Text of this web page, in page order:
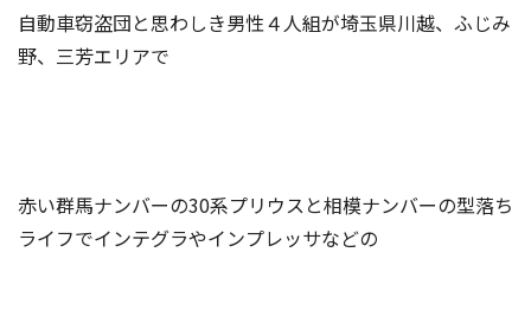
自動車窃盗団と思わしき男性４人組が埼玉県川越、ふじみ
野、三芳エリアで
赤い群馬ナンバーの30系プリウスと相模ナンバーの型落ち
ライフでインテグラやインプレッサなどの